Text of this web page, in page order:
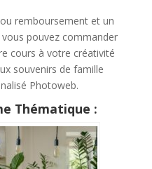
remboursement et un
pouvez commander
cours à votre créativité
souvenirs de famille
Photoweb.
Thématique :